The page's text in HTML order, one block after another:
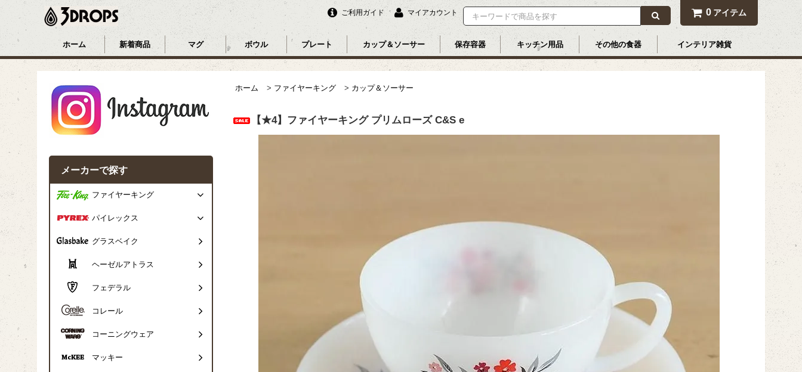
ご利用ガイド マイアカウント 0 アイテム
ホーム 新着商品 マグ ボウル プレート カップ＆ソーサー 保存容器 キッチン用品 その他の食器 インテリア雑貨
ホーム > ファイヤーキング > カップ＆ソーサー
【★4】ファイヤーキング プリムローズ C&S e
メーカーで探す
ファイヤーキング
パイレックス
グラスベイク
ヘーゼルアトラス
フェデラル
コレール
コーニングウェア
マッキー